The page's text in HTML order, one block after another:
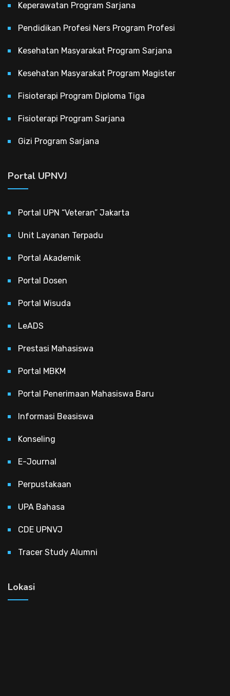
Keperawatan Program Sarjana
Pendidikan Profesi Ners Program Profesi
Kesehatan Masyarakat Program Sarjana
Kesehatan Masyarakat Program Magister
Fisioterapi Program Diploma Tiga
Fisioterapi Program Sarjana
Gizi Program Sarjana
Portal UPNVJ
Portal UPN “Veteran” Jakarta
Unit Layanan Terpadu
Portal Akademik
Portal Dosen
Portal Wisuda
LeADS
Prestasi Mahasiswa
Portal MBKM
Portal Penerimaan Mahasiswa Baru
Informasi Beasiswa
Konseling
E-Journal
Perpustakaan
UPA Bahasa
CDE UPNVJ
Tracer Study Alumni
Lokasi